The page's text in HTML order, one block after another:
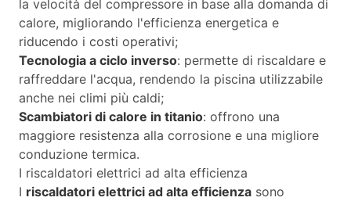
la velocità del compressore in base alla domanda di
calore, migliorando l'efficienza energetica e
riducendo i costi operativi;
Tecnologia a ciclo inverso: permette di riscaldare e
raffreddare l'acqua, rendendo la piscina utilizzabile
anche nei climi più caldi;
Scambiatori di calore in titanio: offrono una
maggiore resistenza alla corrosione e una migliore
conduzione termica.
I riscaldatori elettrici ad alta efficienza
I riscaldatori elettrici ad alta efficienza sono